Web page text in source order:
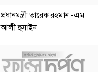
প্রধানমন্ত্রী তারেক রহমান -এম
আলী হুসাইন